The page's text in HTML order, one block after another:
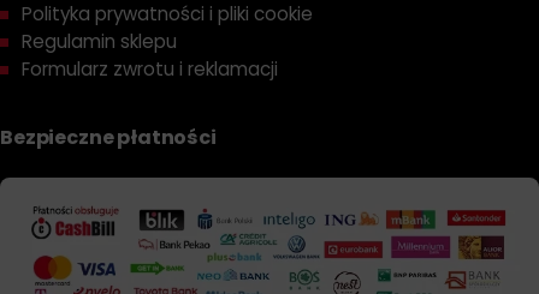
Polityka prywatności i pliki cookie
Regulamin sklepu
Formularz zwrotu i reklamacji
Bezpieczne płatności